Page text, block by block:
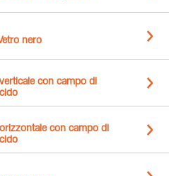
nero
con campo di
con campo di